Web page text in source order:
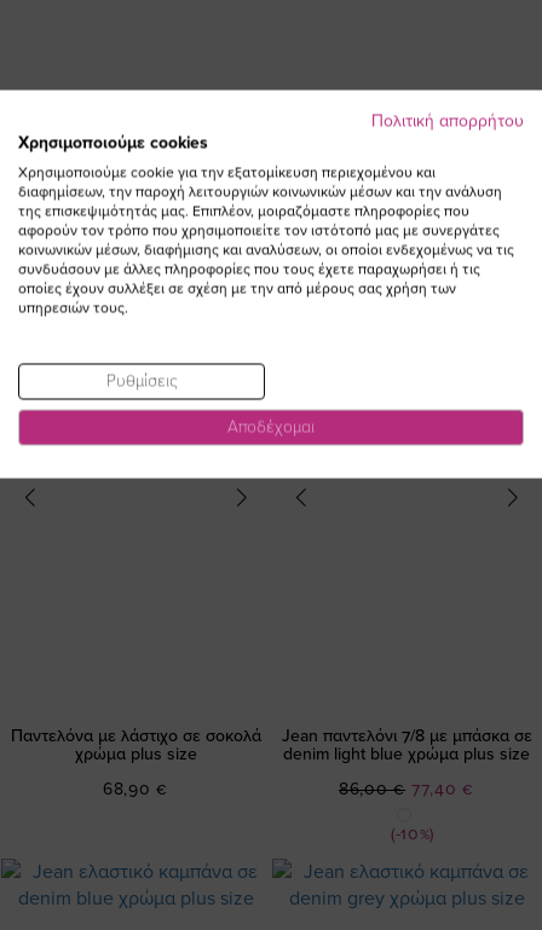
Φόρεμα με βολάν σε λαδί χρώμα
plus size
(-50%)
Ειδική
Τιμή
25,00 €
50,00 €
Φόρεμα εμπριμέ σε γκρι/μπορντό
χρώμα plus size
(-28%)
Ειδική
Τιμή
50,00 €
69,00 €
Παντελόνα με λάστιχο σε σοκολά
χρώμα plus size
68,90 €
Jean παντελόνι 7/8 με μπάσκα σε
denim light blue χρώμα plus size
(-10%)
Ειδική
77,40 €
86,00 €
Πολιτική απορρήτου
Χρησιμοποιούμε cookies
Χρησιμοποιούμε cookie για την εξατομίκευση περιεχομένου και
διαφημίσεων, την παροχή λειτουργιών κοινωνικών μέσων και την ανάλυση
της επισκεψιμότητάς μας. Επιπλέον, μοιραζόμαστε πληροφορίες που
αφορούν τον τρόπο που χρησιμοποιείτε τον ιστότοπό μας με συνεργάτες
κοινωνικών μέσων, διαφήμισης και αναλύσεων, οι οποίοι ενδεχομένως να τις
συνδυάσουν με άλλες πληροφορίες που τους έχετε παραχωρήσει ή τις
οποίες έχουν συλλέξει σε σχέση με την από μέρους σας χρήση των
υπηρεσιών τους.
Ρυθμίσεις
Αποδέχομαι